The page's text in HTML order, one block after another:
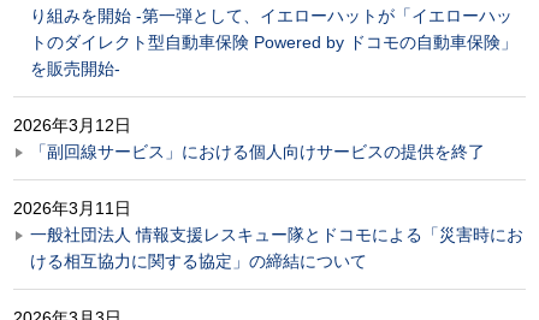
り組みを開始 -第一弾として、イエローハットが「イエローハッ
トのダイレクト型自動車保険 Powered by ドコモの自動車保険」
を販売開始-
2026年3月12日
「副回線サービス」における個人向けサービスの提供を終了
2026年3月11日
一般社団法人 情報支援レスキュー隊とドコモによる「災害時にお
ける相互協力に関する協定」の締結について